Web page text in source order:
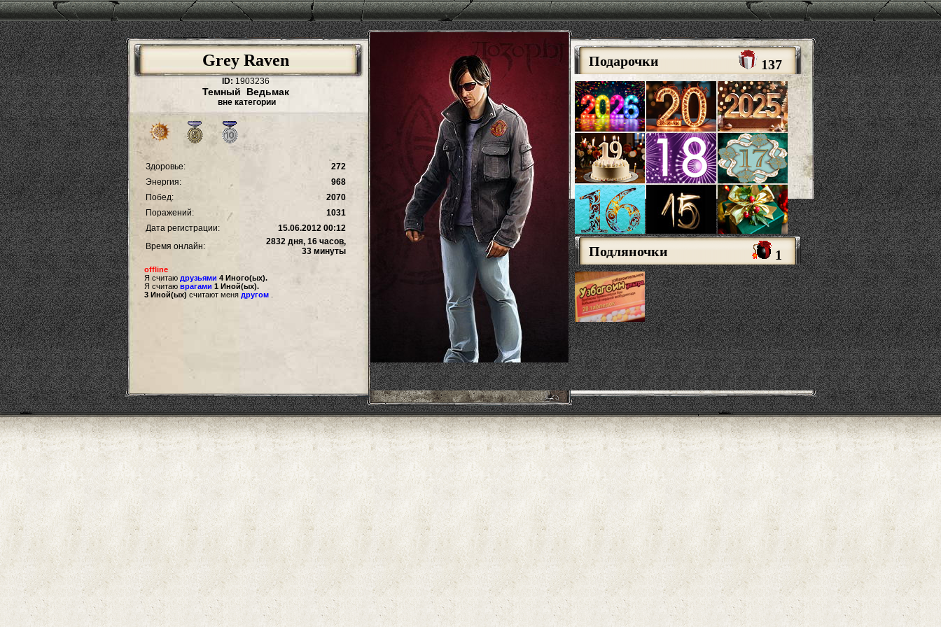
Grey Raven
ID: 1903236
Темный Ведьмак
вне категории
Здоровье:
272
Энергия:
968
Побед:
2070
Поражений:
1031
Дата регистрации:
15.06.2012 00:12
Время онлайн:
2832 дня, 16 часов,
33 минуты
offline
Я считаю друзьями 4 Иного(ых).
Я считаю врагами 1 Иной(ых).
3 Иной(ых) считают меня другом
Подарочки 137
Подляночки 1